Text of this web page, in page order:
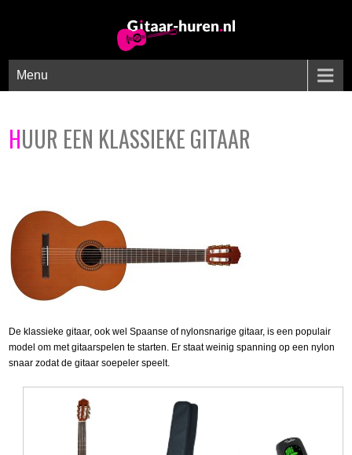
Menu
HUUR EEN KLASSIEKE GITAAR
De klassieke gitaar, ook wel Spaanse of nylonsnarige gitaar, is een populair
model om met gitaarspelen te starten. Er staat weinig spanning op een nylon
snaar zodat de gitaar soepeler speelt.